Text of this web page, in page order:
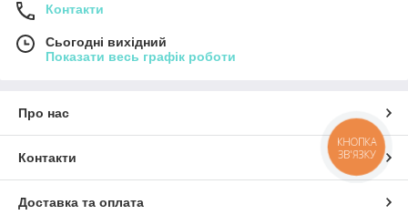
Контакти
Сьогодні вихідний
Показати весь графік роботи
Про нас
Контакти
Доставка та оплата
КНОПКА
ЗВ'ЯЗКУ